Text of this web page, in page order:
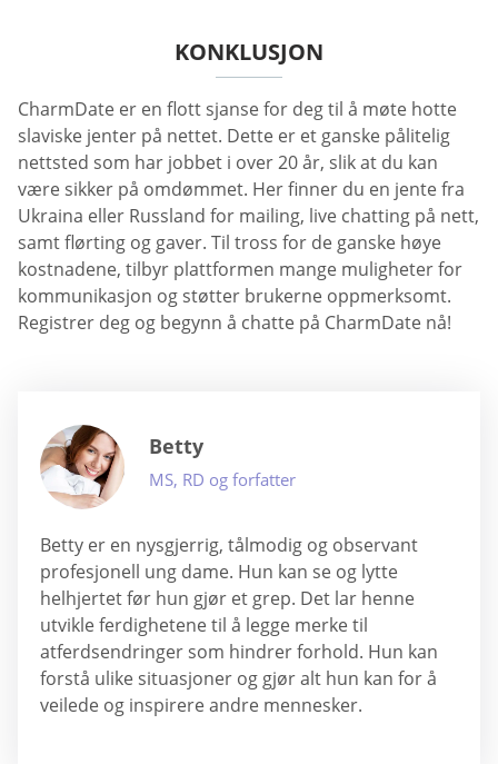
KONKLUSJON
CharmDate er en flott sjanse for deg til å møte hotte
slaviske jenter på nettet. Dette er et ganske pålitelig
nettsted som har jobbet i over 20 år, slik at du kan
være sikker på omdømmet. Her finner du en jente fra
Ukraina eller Russland for mailing, live chatting på nett,
samt flørting og gaver. Til tross for de ganske høye
kostnadene, tilbyr plattformen mange muligheter for
kommunikasjon og støtter brukerne oppmerksomt.
Registrer deg og begynn å chatte på CharmDate nå!
Betty
MS, RD og forfatter
Betty er en nysgjerrig, tålmodig og observant
profesjonell ung dame. Hun kan se og lytte
helhjertet før hun gjør et grep. Det lar henne
utvikle ferdighetene til å legge merke til
atferdsendringer som hindrer forhold. Hun kan
forstå ulike situasjoner og gjør alt hun kan for å
veilede og inspirere andre mennesker.